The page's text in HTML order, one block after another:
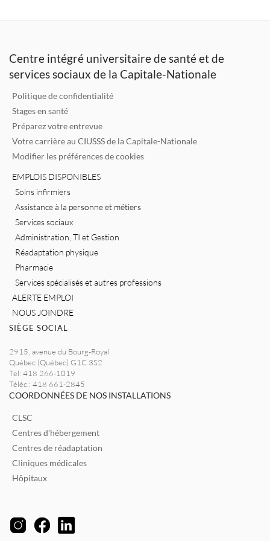
dI
n
r
o
Centre intégré universitaire de santé et de
services sociaux de la Capitale-Nationale
Politique de confidentialité
Stages en santé
Préparez votre entrevue
Votre carrière au CIUSSS de la Capitale-Nationale
Modifier les préférences de cookies
EMPLOIS DISPONIBLES
Soins infirmiers
Assistance à la personne et métiers
Services sociaux
Administration, TI et Gestion
Réadaptation physique
Pharmacie
Services spécialisés et autres professions
ALERTE EMPLOI
NOUS JOINDRE
SIÈGE SOCIAL
2915, avenue du Bourg-Royal
Québec (Québec) G1C 3S2
Tel: 418 266-1019
Téléc.: 418 661-2845
COORDONNÉES DE NOS INSTALLATIONS
CLSC
Centres d’hébergement
Centres de réadaptation
Cliniques médicales
Hôpitaux